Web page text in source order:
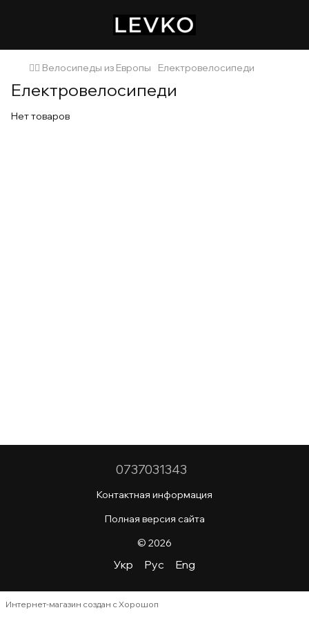
🚴‍♂️ Велосипеды из Европы Електровелосипеди
Електровелосипеди
Нет товаров
0737031343
Контактная информация
Полная версия сайта
© 2026
Укр Рус Eng
Интернет-магазин создан с Хорошоп